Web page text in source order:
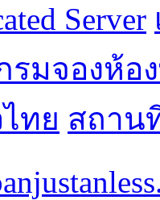
Server
รมจองห้อ
ทย สถาน